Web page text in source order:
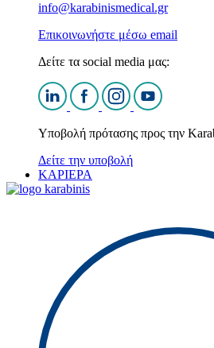
info@karabinismedical.gr
Επικοινωνήστε μέσω email
Δείτε τα social media μας:
Υποβολή πρότασης προς την
Δείτε την υποβολή
ΚΑΡΙΕΡΑ